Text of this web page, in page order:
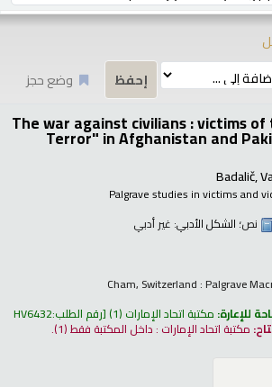
وضع حجز
The war against civilians : victims
Terror" in Afghanistan and
Badalič,
Palgrave studies in victims and
نص؛ الشكل الأدبي: غير أدبي
Cham, Switzerland : Palgrave
للإعارة: مكتبة اتحاد الإمارات (1) رقم الطلب:HV6432
مكتبة اتحاد الإمارات : داخل المكتبة فقط(1).